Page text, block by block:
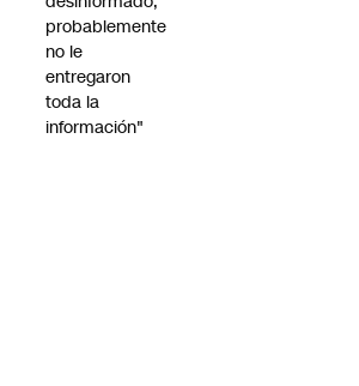
probablemente
no le
entregaron
toda la
información"